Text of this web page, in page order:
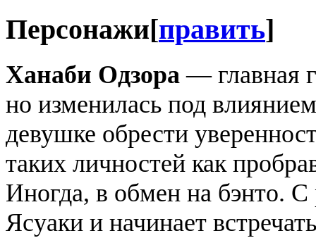
Персонажи [править]
Ханаби Одзора — главная
но изменилась под
девушке обрести
таких личностей как
Иногда, в обмен на бэнто.
Ясуаки и начинает